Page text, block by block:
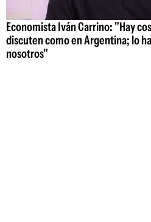
Economista Iván Carrino: "Hay
discuten como en Argentina; lo
nosotros"